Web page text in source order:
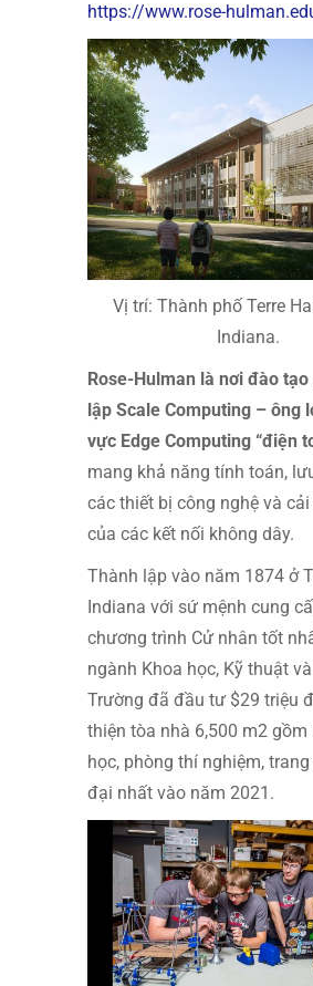
https://www.rose-
Vị trí: Thành phố Terre
Indiana.
Rose-Hulman là nơi đào
lập Scale Computing – ông
vực Edge Computing “điện
mang khả năng tính toán,
các thiết bị công nghệ và
của các kết nối không dây.
Thành lập vào năm 1874 ở
Indiana với sứ mệnh cung
chương trình Cử nhân tốt
ngành Khoa học, Kỹ thuật
Trường đã đầu tư $29 triệu
thiện tòa nhà 6,500 m2 gồm
học, phòng thí nghiệm,
đại nhất vào năm 2021.